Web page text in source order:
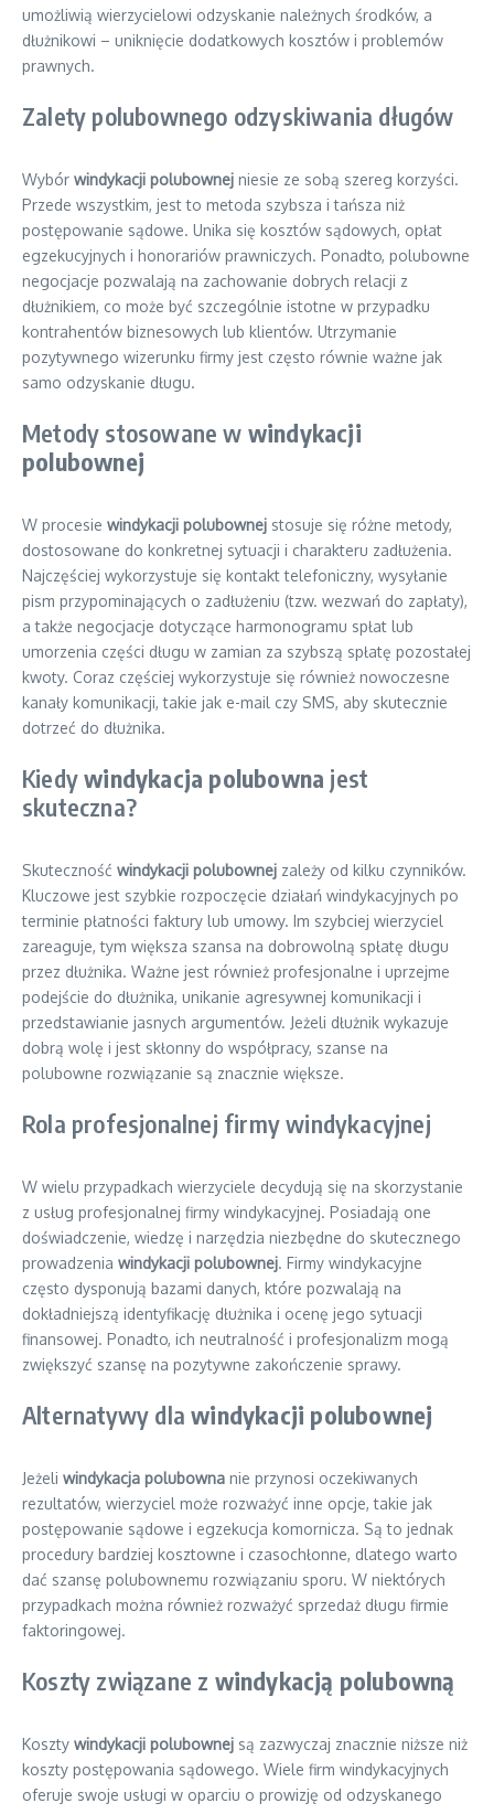
umożliwią wierzycielowi odzyskanie należnych środków, a
dłużnikowi – uniknięcie dodatkowych kosztów i problemów
prawnych.
Zalety polubownego odzyskiwania długów
Wybór windykacji polubownej niesie ze sobą szereg korzyści.
Przede wszystkim, jest to metoda szybsza i tańsza niż
postępowanie sądowe. Unika się kosztów sądowych, opłat
egzekucyjnych i honorariów prawniczych. Ponadto, polubowne
negocjacje pozwalają na zachowanie dobrych relacji z
dłużnikiem, co może być szczególnie istotne w przypadku
kontrahentów biznesowych lub klientów. Utrzymanie
pozytywnego wizerunku firmy jest często równie ważne jak
samo odzyskanie długu.
Metody stosowane w windykacji
polubownej
W procesie windykacji polubownej stosuje się różne metody,
dostosowane do konkretnej sytuacji i charakteru zadłużenia.
Najczęściej wykorzystuje się kontakt telefoniczny, wysyłanie
pism przypominających o zadłużeniu (tzw. wezwań do zapłaty),
a także negocjacje dotyczące harmonogramu spłat lub
umorzenia części długu w zamian za szybszą spłatę pozostałej
kwoty. Coraz częściej wykorzystuje się również nowoczesne
kanały komunikacji, takie jak e-mail czy SMS, aby skutecznie
dotrzeć do dłużnika.
Kiedywindykacja polubowna jest
skuteczna?
Skuteczność windykacji polubownej zależy od kilku czynników.
Kluczowe jest szybkie rozpoczęcie działań windykacyjnych po
terminie płatności faktury lub umowy. Im szybciej wierzyciel
zareaguje, tym większa szansa na dobrowolną spłatę długu
przez dłużnika. Ważne jest również profesjonalne i uprzejme
podejście do dłużnika, unikanie agresywnej komunikacji i
przedstawianie jasnych argumentów. Jeżeli dłużnik wykazuje
dobrą wolę i jest skłonny do współpracy, szanse na
polubowne rozwiązanie są znacznie większe.
Rola profesjonalnej firmy windykacyjnej
W wielu przypadkach wierzyciele decydują się na skorzystanie
z usług profesjonalnej firmy windykacyjnej. Posiadają one
doświadczenie, wiedzę i narzędzia niezbędne do skutecznego
prowadzenia windykacji polubownej. Firmy windykacyjne
często dysponują bazami danych, które pozwalają na
dokładniejszą identyfikację dłużnika i ocenę jego sytuacji
finansowej. Ponadto, ich neutralność i profesjonalizm mogą
zwiększyć szansę na pozytywne zakończenie sprawy.
Alternatywy dlawindykacji polubownej
Jeżeli windykacja polubowna nie przynosi oczekiwanych
rezultatów, wierzyciel może rozważyć inne opcje, takie jak
postępowanie sądowe i egzekucja komornicza. Są to jednak
procedury bardziej kosztowne i czasochłonne, dlatego warto
dać szansę polubownemu rozwiązaniu sporu. W niektórych
przypadkach można również rozważyć sprzedaż długu firmie
faktoringowej.
Koszty związane z windykacją polubowną
Koszty windykacji polubownej są zazwyczaj znacznie niższe niż
koszty postępowania sądowego. Wiele firm windykacyjnych
oferuje swoje usługi w oparciu o prowizję od odzyskanego